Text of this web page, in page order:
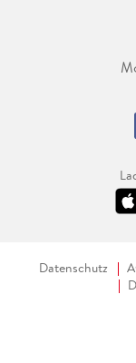
Datenschutz